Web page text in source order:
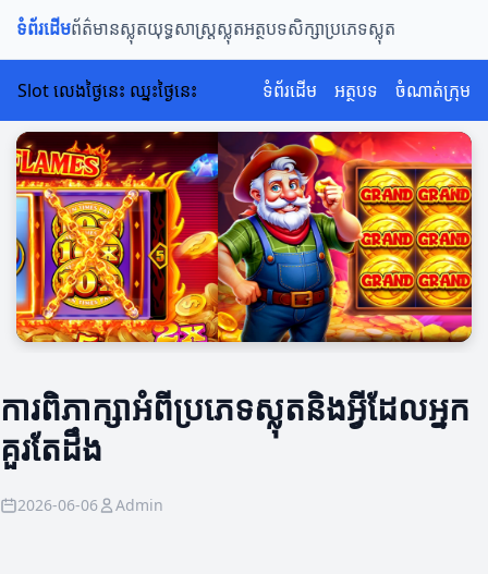
ទំព័រដើមព័ត៌មានស្លុតយុទ្ធសាស្រ្តស្លុតអត្ថបទសិក្សាប្រភេទស្លុត
Slot លេងថ្ងៃនេះ ឈ្នះថ្ងៃនេះ ទំព័រដើម អត្ថបទ ចំណាត់ក្រុម
ការពិភាក្សាអំពីប្រភេទស្លុតនិងអ្វីដែលអ្នក
គួរតែដឹង
2026-06-06 Admin